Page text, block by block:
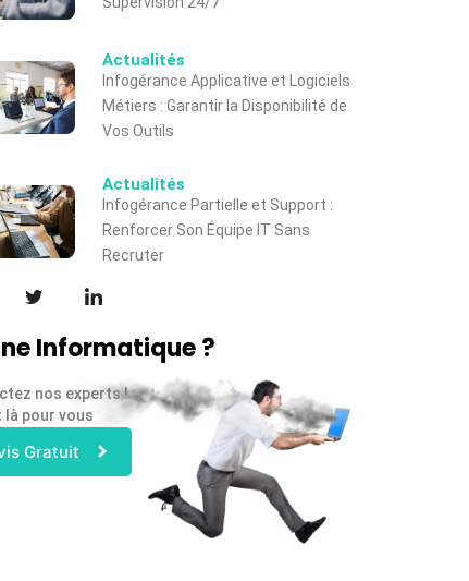
Actualités
Infogérance Applicative et Logiciels
Métiers : Garantir la Disponibilité de
Vos Outils
Actualités
Infogérance Partielle et Support :
Renforcer Son Équipe IT Sans
Recruter
Informatique ?
nos experts !
là pour vous
Gratuit